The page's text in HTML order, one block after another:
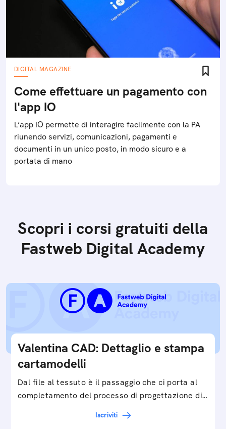
DIGITAL MAGAZINE
Come effettuare un pagamento con
l'app IO
L’app IO permette di interagire facilmente con la PA
riunendo servizi, comunicazioni, pagamenti e
documenti in un unico posto, in modo sicuro e a
portata di mano
Scopri i corsi gratuiti della
Fastweb Digital Academy
Valentina CAD: Dettaglio e stampa
cartamodelli
Dal file al tessuto è il passaggio che ci porta al
completamento del processo di progettazione di
Iscriviti